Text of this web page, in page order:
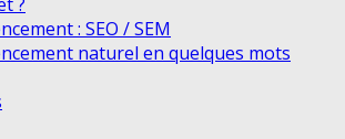
: SEO / SEM
naturel en quelques mots